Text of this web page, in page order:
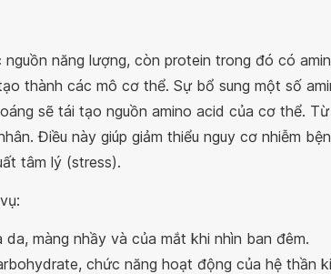
năng lượng, còn protein trong đó có
thành các mô cơ thể. Sự bổ sung một số
sẽ tái tạo nguồn amino acid của cơ thể.
Điều này giúp giảm thiểu nguy cơ nhiễm
tâm lý (stress).
màng nhầy và của mắt khi nhìn ban đêm.
chức năng hoạt động của hệ thần